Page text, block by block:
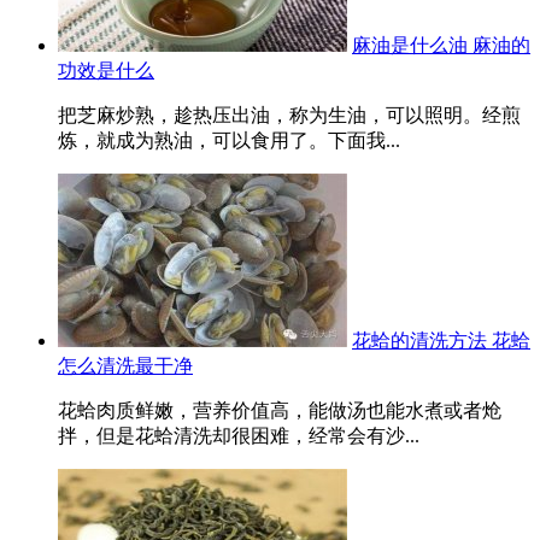
麻油是什么油 麻油的
功效是什么
把芝麻炒熟，趁热压出油，称为生油，可以照明。经煎
炼，就成为熟油，可以食用了。下面我...
花蛤的清洗方法 花蛤
怎么清洗最干净
花蛤肉质鲜嫩，营养价值高，能做汤也能水煮或者炝
拌，但是花蛤清洗却很困难，经常会有沙...